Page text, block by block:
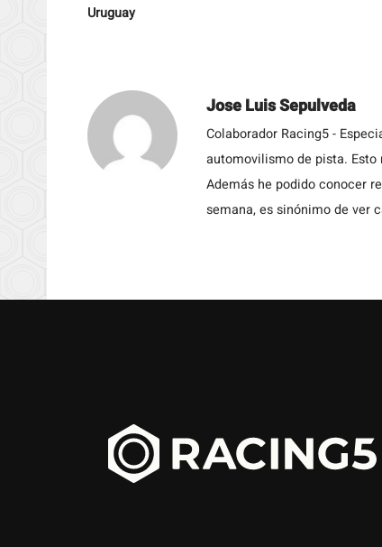
Uruguay
Jose Luis Sepulveda
Colaborador Racing5 -
automovilismo de pista.
Además he podido conocer
semana, es sinónimo de ver